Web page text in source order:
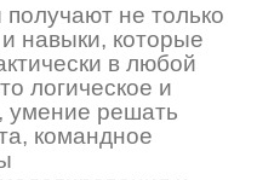
не только
навыки, которые
в любой
логическое и
решать
командное